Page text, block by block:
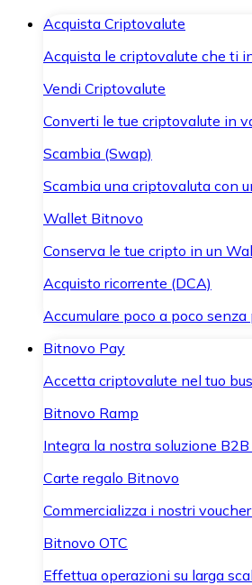
Acquista Criptovalute
Acquista le criptovalute che ti
Vendi Criptovalute
Converti le tue criptovalute in
Scambia (Swap)
Scambia una criptovaluta con
Wallet Bitnovo
Conserva le tue cripto in un
Acquisto ricorrente (DCA)
Accumulare poco a poco
Bitnovo Pay
Accetta criptovalute nel tuo
Bitnovo Ramp
Integra la nostra soluzione
Carte regalo Bitnovo
Commercializza i nostri
Bitnovo OTC
Effettua operazioni su larga